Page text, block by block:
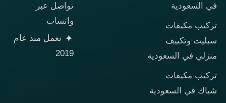
في السعودية
تركيب مكيفات
سبليت وتكييف
منزلي في السعودية
تركيب مكيفات
شباك في السعودية
تواصل عبر
واتساب
نعمل منذ عام
2019